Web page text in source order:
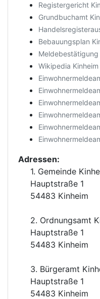
Registergericht
Grundbuchamt
Bebauungsplan
Meldebestätigung
Wikipedia Kinheim
Adressen:
1. Gemeinde
Hauptstraße 1
54483 Kinheim
2. Ordnungsamt
Hauptstraße 1
54483 Kinheim
3. Bürgeramt
Hauptstraße 1
54483 Kinheim